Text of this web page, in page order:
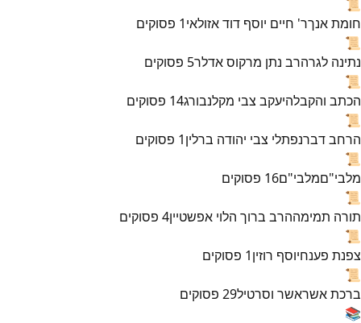
📜
חומת אנךר' חיים יוסף דוד אזולאי1 פסוקים
📜
נתינה לגרהרב נתן מרקוס אדלר5 פסוקים
📜
הכתב והקבלהיעקב צבי מקלנבורג14 פסוקים
📜
הרחב דברנפתלי צבי יהודה ברלין1 פסוקים
📜
מלבי"םמלבי"ם16 פסוקים
📜
תורה תמימההרב ברוך הלוי אפשטיין4 פסוקים
📜
צפנת פענחיוסף רוזין1 פסוקים
📜
ברכת אשראשר וסרטיל29 פסוקים
📚